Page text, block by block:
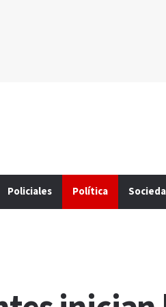
Policiales Política